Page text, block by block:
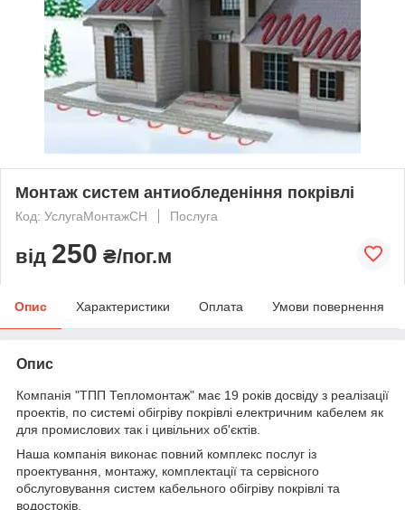
Монтаж систем антиобледеніння покрівлі
Код: УслугаМонтажСН Послуга
від 250 ₴/пог.м
Опис Характеристики Оплата Умови повернення
Опис
Компанія "ТПП Тепломонтаж" має 19 років досвіду з реалізації
проектів, по системі обігріву покрівлі електричним кабелем як
для промислових так і цивільних об'єктів.
Наша компанія виконає повний комплекс послуг із
проектування, монтажу, комплектації та сервісного
обслуговування систем кабельного обігріву покрівлі та
водостоків.